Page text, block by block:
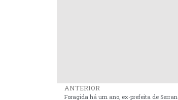
ANTERIOR